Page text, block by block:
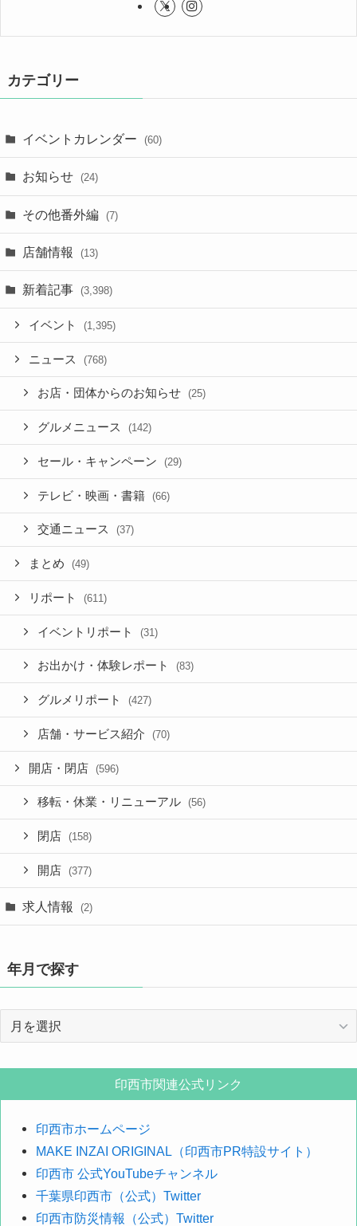
カテゴリー
イベントカレンダー (60)
お知らせ (24)
その他番外編 (7)
店舗情報 (13)
新着記事 (3,398)
イベント (1,395)
ニュース (768)
お店・団体からのお知らせ (25)
グルメニュース (142)
セール・キャンペーン (29)
テレビ・映画・書籍 (66)
交通ニュース (37)
まとめ (49)
リポート (611)
イベントリポート (31)
お出かけ・体験レポート (83)
グルメリポート (427)
店舗・サービス紹介 (70)
開店・閉店 (596)
移転・休業・リニューアル (56)
閉店 (158)
開店 (377)
求人情報 (2)
年月で探す
す
印西市関連公式リンク
印西市ホームページ
MAKE INZAI ORIGINAL（印西市PR特設サイト）
印西市 公式YouTubeチャンネル
千葉県印西市（公式）Twitter
印西市防災情報（公式）Twitter